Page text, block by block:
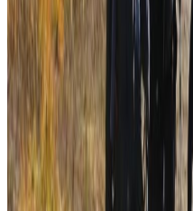
झन्झट मात्रै बढाएको भन्दै
हटाउन माग गर्दै आएका थिए ।
पीसीआर परिक्षण रिपोर्ट
सीसीएमसीसी अनलाइन
अहिले नै एकिन भैसकेको भने छैन
प्रस्तावले छिट्टै निर्णयमा पुर्याइने